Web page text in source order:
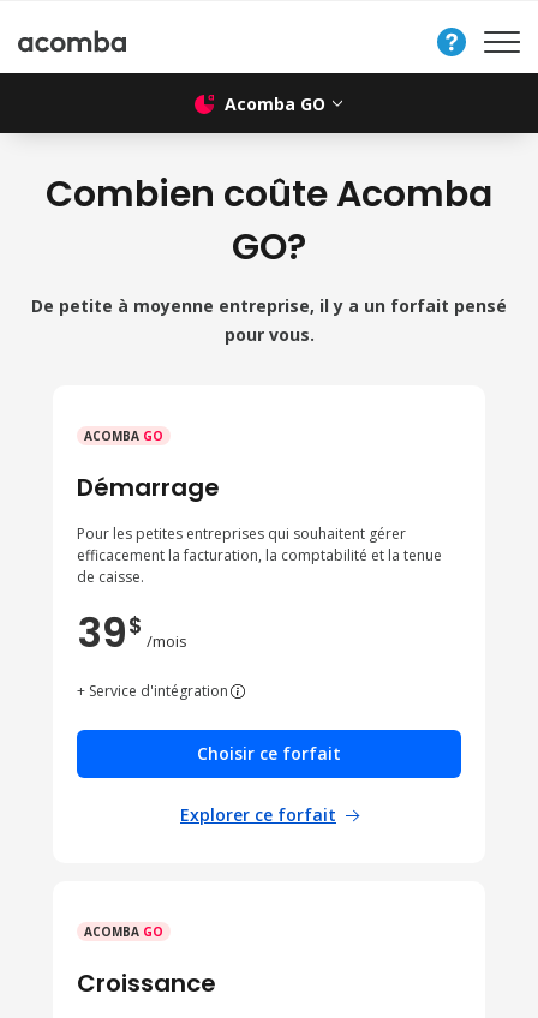
Nous
contacter
Acomba GO
Combien coûte Acomba
GO?
De petite à moyenne entreprise, il y a un forfait pensé
pour vous.
ACOMBA GO
Démarrage
Pour les petites entreprises qui souhaitent gérer
efficacement la facturation, la comptabilité et la tenue
de caisse.
39$
/mois
+ Service d'intégration
Choisir ce forfait
Explorer ce forfait
ACOMBA GO
Croissance